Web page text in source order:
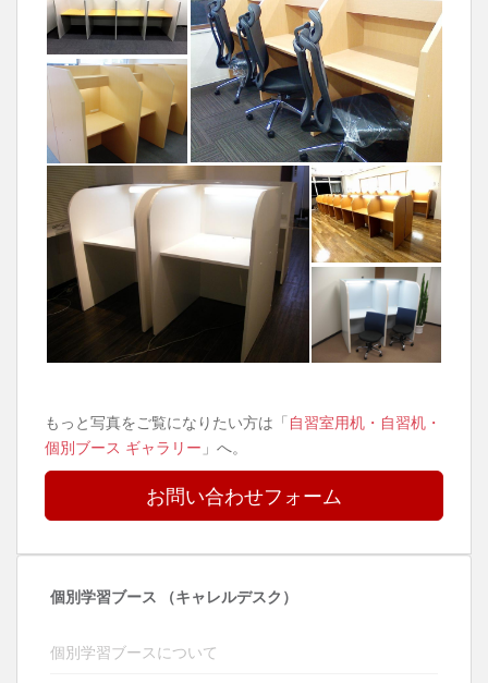
もっと写真をご覧になりたい方は「自習室用机・自習机・
個別ブース ギャラリー 」へ。
お問い合わせフォーム
個別学習ブース （キャレルデスク）
個別学習ブースについて